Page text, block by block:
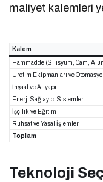
maliyet kalemleri
Kalem
Hammadde (Silisyum, Cam,
Üretim Ekipmanları ve
İnşaat ve Altyapı
Enerji Sağlayıcı Sistemler
İşçilik ve Eğitim
Ruhsat ve Yasal İşlemler
Toplam
Teknoloji